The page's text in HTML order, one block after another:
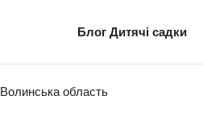
Блог Дитячі садки
Волинська область